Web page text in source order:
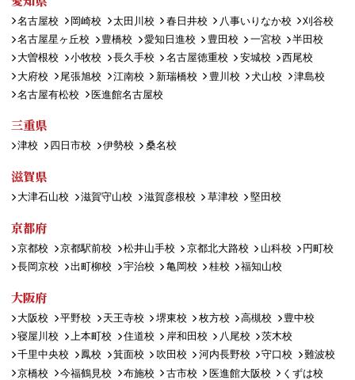
名古屋校 岡崎校 太田川校 春日井校 八事いりなか校
刈谷校
名古屋星ヶ丘校
豊橋校 愛知日進校 豊田校 一宮校
半田校
大曽根校
小牧校 長久手校 名古屋徳重校 安城校
西尾校
大府校
尾張旭校 江南校 新瑞橋校 豊川校 犬山校
津島校
名古屋有松校
医進館名古屋校
三重県
津校 四日市校 伊勢校 桑名校
滋賀県
大津石山校 滋賀守山校 滋賀彦根校 草津校 堅田校
京都府
京都校 京都駅前校 松井山手校 京都北大路校 山科校
円町校
長岡京校
出町柳校 宇治校 亀岡校 桂校 福知山校
大阪府
大阪校 平野校 天王寺校 堺東校 枚方校 高槻校
豊中校
寝屋川校
上本町校 住道校 岸和田校 八尾校
茨木校
千里中央校
鳳校 箕面校 吹田校 河内長野校 守口校
難波校
京橋校
今福鶴見校 布施校 古市校 医進館大阪校
くずは校